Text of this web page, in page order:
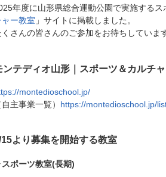
年度に山形県総合運動公園で実施する
ャー教室 」サイトに掲載しました。
くさんの皆さんのご参加をお待ちしていま
ンテディオ山形｜スポーツ＆カルチ
montedioschool.jp/
主事業一覧） https://montedioschool.jp/
より募集を開始する教室
ポーツ教室(長期)